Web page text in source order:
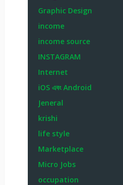
Graphic Design
income
income source
INSTAGRAM
Internet
iOS এবং Android
Jeneral
krishi
life style
Marketplace
Micro Jobs
occupation